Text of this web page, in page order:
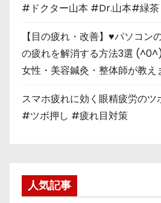
#ドクター山本 #Dr.山本#緑茶
【目の疲れ・改善】♥パソコン
の疲れを解消する方法3選
女性・美容鍼灸・整体師が教え
スマホ疲れに効く眼精疲労の
#ツボ押し #疲れ目対策
人気記事